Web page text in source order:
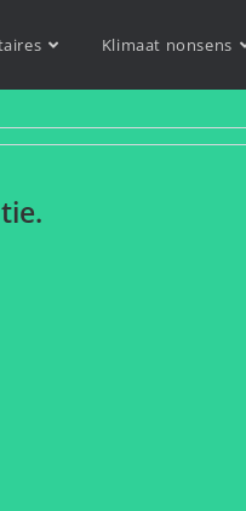
Klimaat nonsens